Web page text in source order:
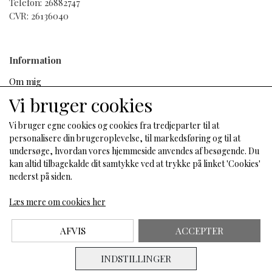
med at blinke, og lysbjælkerne vil stadig lyse svagt.
Telefon: 26882747
CVR: 26136040
Information
Om mig
Cookies
Fortrydelse og reklamation
Sociale medier
Vi bruger cookies
Vi bruger egne cookies og cookies fra tredjeparter til at
personalisere din brugeroplevelse, til markedsføring og til at
undersøge, hvordan vores hjemmeside anvendes af besøgende. Du
kan altid tilbagekalde dit samtykke ved at trykke på linket 'Cookies'
nederst på siden.
Læs mere om cookies her
INDSTILLINGER
AFVIS ACCEPTER